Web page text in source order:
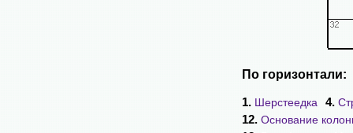
По горизонтали:
1. Шерстеедка 4.
12. Основание